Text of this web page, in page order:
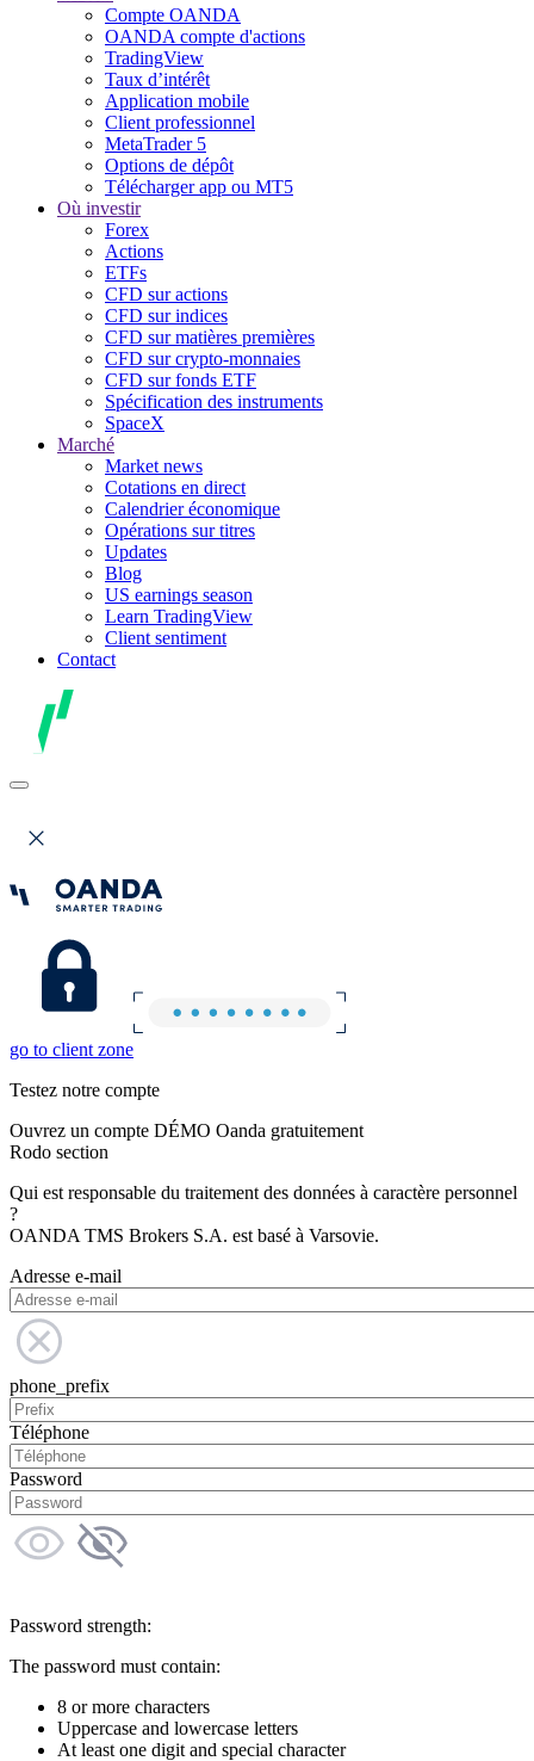
Compte OANDA
OANDA compte d'actions
TradingView
Taux d’intérêt
Application mobile
Client professionnel
MetaTrader 5
Options de dépôt
Télécharger app ou MT5
Où investir
Forex
Actions
ETFs
CFD sur actions
CFD sur indices
CFD sur matières premières
CFD sur crypto-monnaies
CFD sur fonds ETF
Spécification des instruments
SpaceX
Marché
Market news
Cotations en direct
Calendrier économique
Opérations sur titres
Updates
Blog
US earnings season
Learn TradingView
Client sentiment
Contact
go to client zone
Testez notre compte
Ouvrez un compte DÉMO Oanda gratuitement
Rodo section
Qui est responsable du traitement des données à caractère personnel
?
OANDA TMS Brokers S.A. est basé à Varsovie.
Adresse e-mail
phone_prefix
Téléphone
Password
Password strength:
The password must contain:
8 or more characters
Uppercase and lowercase letters
At least one digit and special character